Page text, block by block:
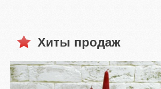
Хиты продаж